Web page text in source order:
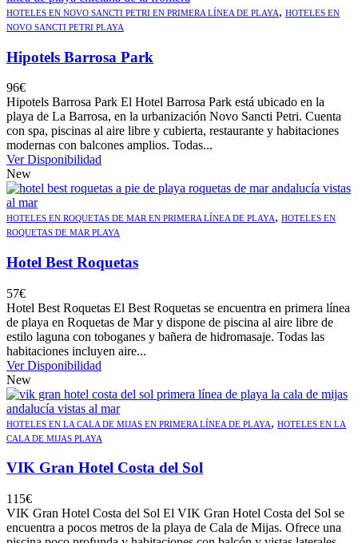
HOTELES EN NOVO SANCTI PETRI EN PRIMERA LÍNEA DE PLAYA, HOTELES EN
NOVO SANCTI PETRI PLAYA
Hipotels Barrosa Park
96€
Hipotels Barrosa Park El Hotel Barrosa Park está ubicado en la
playa de La Barrosa, en la urbanización Novo Sancti Petri. Cuenta
con spa, piscinas al aire libre y cubierta, restaurante y habitaciones
modernas con balcones amplios. Todas...
Ver Disponibilidad
New
HOTELES EN ROQUETAS DE MAR EN PRIMERA LÍNEA DE PLAYA, HOTELES EN
ROQUETAS DE MAR PLAYA
Hotel Best Roquetas
57€
Hotel Best Roquetas El Best Roquetas se encuentra en primera línea
de playa en Roquetas de Mar y dispone de piscina al aire libre de
estilo laguna con toboganes y bañera de hidromasaje. Todas las
habitaciones incluyen aire...
Ver Disponibilidad
New
HOTELES EN LA CALA DE MIJAS EN PRIMERA LÍNEA DE PLAYA, HOTELES EN LA
CALA DE MIJAS PLAYA
VIK Gran Hotel Costa del Sol
115€
VIK Gran Hotel Costa del Sol El VIK Gran Hotel Costa del Sol se
encuentra a pocos metros de la playa de Cala de Mijas. Ofrece una